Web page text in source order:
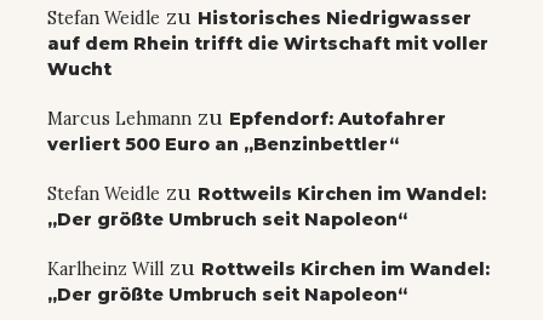
Stefan Weidle zu Historisches Niedrigwasser
auf dem Rhein trifft die Wirtschaft mit voller
Wucht
Marcus Lehmann zu Epfendorf: Autofahrer
verliert 500 Euro an „Benzinbettler“
Stefan Weidle zu Rottweils Kirchen im Wandel:
„Der größte Umbruch seit Napoleon“
Karlheinz Will zu Rottweils Kirchen im Wandel:
„Der größte Umbruch seit Napoleon“